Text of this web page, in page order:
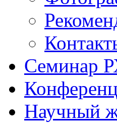
Семинар
Научный